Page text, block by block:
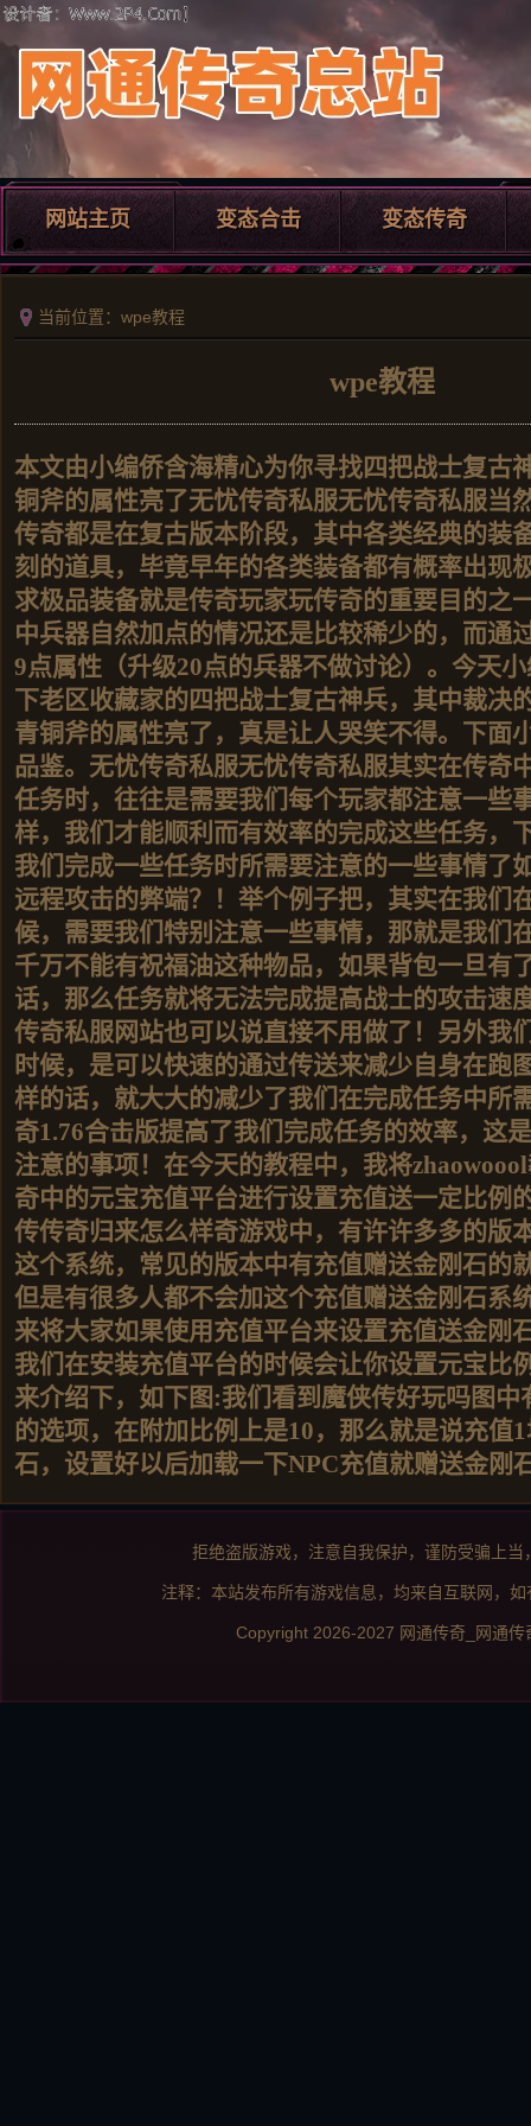
网站主页 变态合击 变态传奇
当前位置：wpe教程
wpe教程
本文由小编侨含海精心为你寻找四把战士复古
铜斧的属性亮了无忧传奇私服无忧传奇私服当
传奇都是在复古版本阶段，其中各类经典的装
刻的道具，毕竟早年的各类装备都有概率出现
求极品装备就是传奇玩家玩传奇的重要目的之
中兵器自然加点的情况还是比较稀少的，而通
9点属性（升级20点的兵器不做讨论）。今天
下老区收藏家的四把战士复古神兵，其中裁决
青铜斧的属性亮了，真是让人哭笑不得。下面
品鉴。无忧传奇私服无忧传奇私服其实在传奇
任务时，往往是需要我们每个玩家都注意一些
样，我们才能顺利而有效率的完成这些任务，
我们完成一些任务时所需要注意的一些事情了
远程攻击的弊端？！举个例子把，其实在我们
候，需要我们特别注意一些事情，那就是我们
千万不能有祝福油这种物品，如果背包一旦有
话，那么任务就将无法完成提高战士的攻击速
传奇私服网站也可以说直接不用做了！另外我
时候，是可以快速的通过传送来减少自身在跑
样的话，就大大的减少了我们在完成任务中所
奇1.76合击版提高了我们完成任务的效率，这
注意的事项！在今天的教程中，我将
奇中的元宝充值平台进行设置充值送一定比例
传传奇归来怎么样奇游戏中，有许许多多的版
这个系统，常见的版本中有充值赠送金刚石的
但是有很多人都不会加这个充值赠送金刚石系
来将大家如果使用充值平台来设置充值送金刚
我们在安装充值平台的时候会让你设置元宝比
来介绍下，如下图: ​ 我们看到魔侠传好玩吗图
的选项，在附加比例上是10，那么就是说充值
石，设置好以后加载一下NPC充值就赠送金刚
拒绝盗版游戏，注意自我保护，谨防受骗上
注释：本站发布所有游戏信息，均来自互联网，
Copyright 2026-2027 网通传奇_网通